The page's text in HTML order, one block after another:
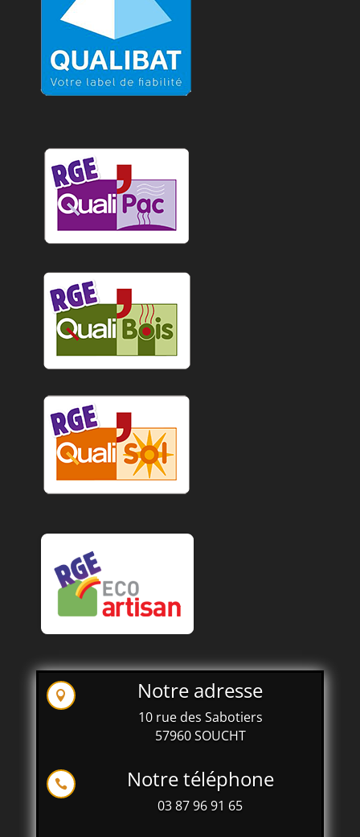
 Notre adresse
10 rue des Sabotiers
57960 SOUCHT
 Notre téléphone
03 87 96 91 65